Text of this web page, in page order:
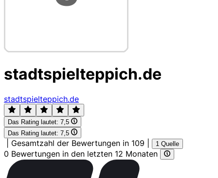
stadtspielteppich.de
stadtspielteppich.de
Das Rating lautet: 7,5
Das Rating lautet: 7,5
Gesamtzahl der Bewertungen in 109 1 Quelle
0 Bewertungen in den letzten 12 Monaten